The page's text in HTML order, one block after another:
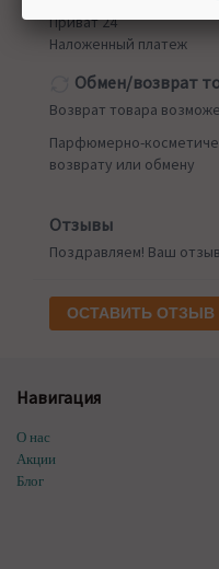
Приват 24
Наложенный платеж
Обмен/возврат
Возврат товара
Парфюмерно-
возврату или обмену
Отзывы
Поздравляем! Ваш
ОСТАВИТЬ ОТЗЫВ
Навигация
О нас
Акции
Блог